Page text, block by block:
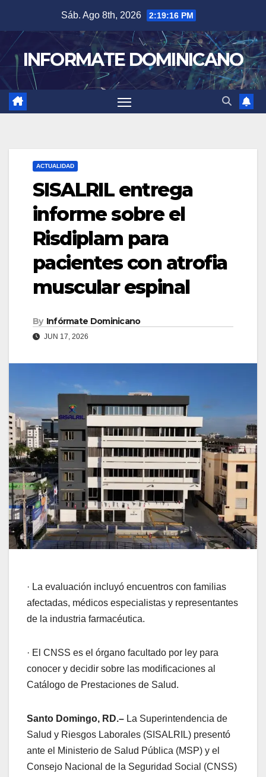
content
Sáb. Ago 8th, 2026 2:19:17 PM
INFORMATE DOMINICANO
ACTUALIDAD
SISALRIL entrega
informe sobre el
Risdiplam para
pacientes con atrofia
muscular espinal
By Infórmate Dominicano
JUN 17, 2026
· La evaluación incluyó encuentros con familias
afectadas, médicos especialistas y representantes
de la industria farmacéutica.
· El CNSS es el órgano facultado por ley para
conocer y decidir sobre las modificaciones al
Catálogo de Prestaciones de Salud.
Santo Domingo, RD.– La Superintendencia de
Salud y Riesgos Laborales (SISALRIL) presentó
ante el Ministerio de Salud Pública (MSP) y el
Consejo Nacional de la Seguridad Social (CNSS)